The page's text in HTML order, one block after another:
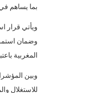
بما يساهم
ويأتي قرار
وضمان
المغربية
وبين
للاستغلال